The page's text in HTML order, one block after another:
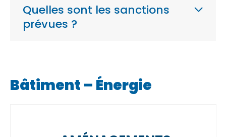
Quelles sont les sanctions
prévues ?
Bâtiment – Énergie